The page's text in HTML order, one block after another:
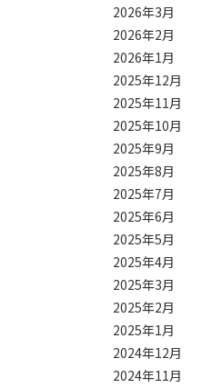
2026年3月
2026年2月
2026年1月
2025年12月
2025年11月
2025年10月
2025年9月
2025年8月
2025年7月
2025年6月
2025年5月
2025年4月
2025年3月
2025年2月
2025年1月
2024年12月
2024年11月